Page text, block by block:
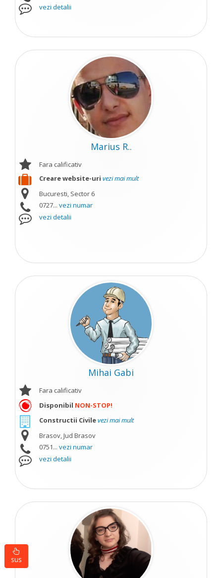
vezi detalii
Marius R..
Fara calificativ
Creare website-uri vezi mai mult
Bucuresti, Sector 6
0727... vezi numar
vezi detalii
Mihai Gabi
Fara calificativ
Disponibil NON-STOP!
Constructii Civilevezi mai mult
Brasov, Jud Brasov
0751... vezi numar
vezi detalii
sus